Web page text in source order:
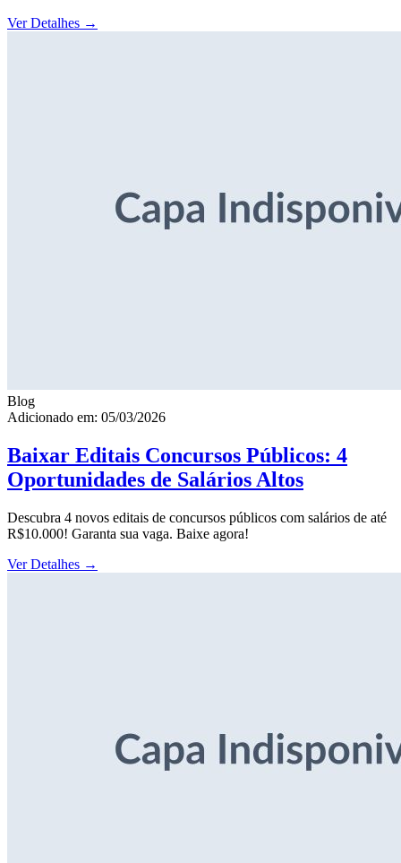
Ver Detalhes →
Blog
Adicionado em: 05/03/2026
Baixar Editais Concursos Públicos: 4
Oportunidades de Salários Altos
Descubra 4 novos editais de concursos públicos com salários de até
R$10.000! Garanta sua vaga. Baixe agora!
Ver Detalhes →